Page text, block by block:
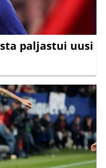
paljastui uusi